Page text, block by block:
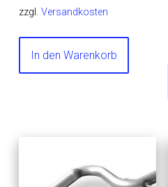
zzgl.Versandkosten
In den Warenkorb